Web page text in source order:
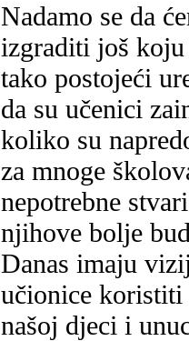
Nadamo se da
izgraditi još
tako postojeći
da su učenici
koliko su
za mnoge
nepotrebne
njihove bolje
Danas imaju
učionice koristiti
našoj djeci i